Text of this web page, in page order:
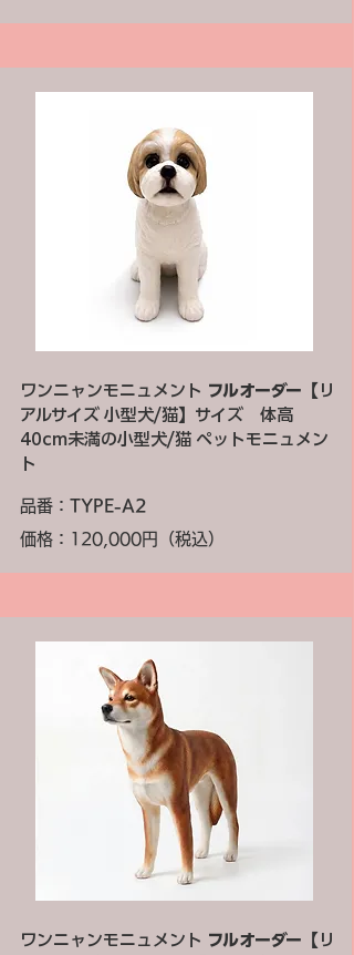
ワンニャンモニュメント フルオーダー 【リ
アルサイズ 小型犬/猫】サイズ 体高
40cm未満の小型犬/猫 ペットモニュメン
ト
品番： TYPE-A2
価格：120,000円（税込）
ワンニャンモニュメント フルオーダー 【リ